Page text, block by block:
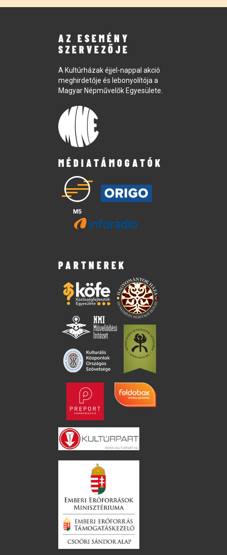
AZ ESEMÉNY
SZERVEZŐJE
A Kultúrházak éjjel-nappal akció
meghirdetője és lebonyolítója a
Magyar Népművelők Egyesülete.
MÉDIATÁMOGATÓK
PARTNEREK